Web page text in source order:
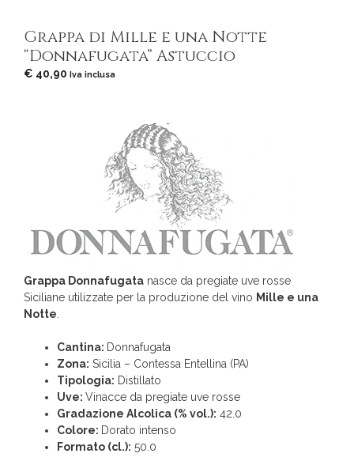
Grappa di Mille e una Notte
“Donnafugata” Astuccio
€ 40,90 Iva inclusa
Grappa Donnafugata nasce da pregiate uve rosse
Siciliane utilizzate per la produzione del vino Mille e una
Notte
Cantina: Donnafugata
Zona: Sicilia – Contessa Entellina (PA)
Tipologia: Distillato
Uve: Vinacce da pregiate uve rosse
Gradazione Alcolica (% vol.): 42.0
Colore: Dorato intenso
Formato (cl.): 50.0